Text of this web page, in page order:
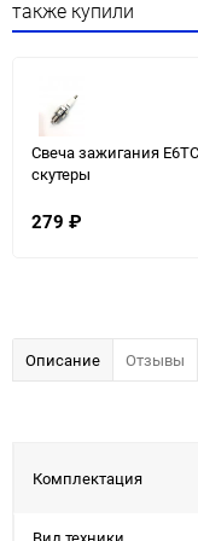
также купили
Свеча зажигания
скутеры
279 ₽
Описание Отзывы
Комплектация